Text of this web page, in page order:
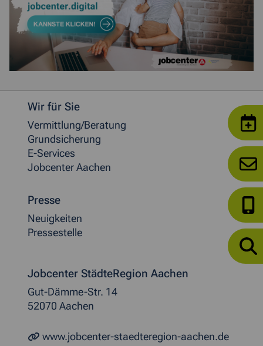
Weitere allgemeine Informationen
Wir für Sie
Vermittlung/Beratung
Grundsicherung
E-Services
Jobcenter Aachen
Presse
Neuigkeiten
Pressestelle
Jobcenter StädteRegion Aachen
Gut-Dämme-Str. 14
52070 Aachen
www.jobcenter-staedteregion-aachen.de